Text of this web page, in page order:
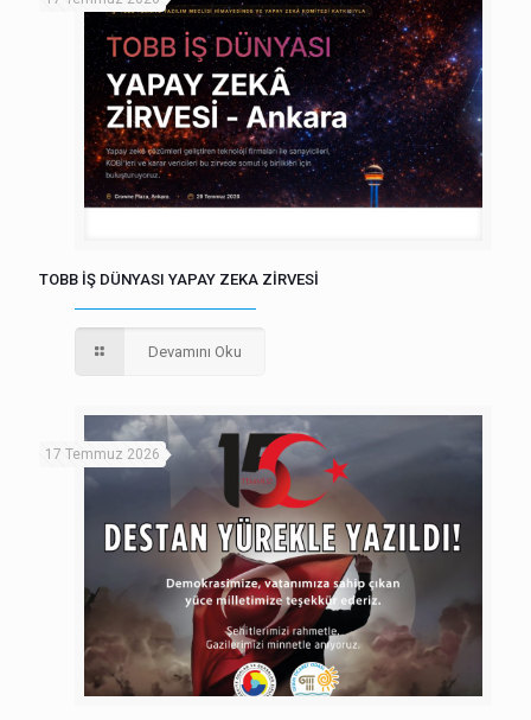
TOBB İŞ DÜNYASI YAPAY ZEKA ZİRVESİ
Devamını Oku
17 Temmuz 2026